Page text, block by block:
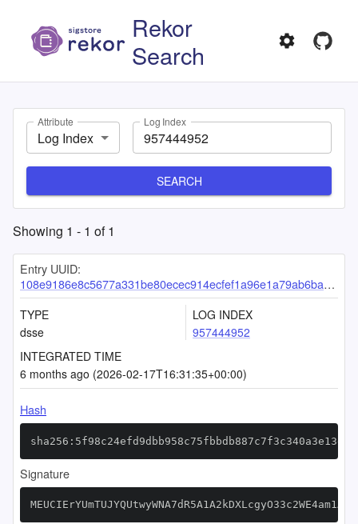
Rekor
Search
Attribute
Log Index
Log Index
SEARCH
Showing 1 - 1 of1
Entry UUID:
108e9186e8c5677a331be80ecec914ecfef1a96e1a79ab6ba21906029a9b777b9bed3df156cb9d62
TYPE
dsse
LOG INDEX
957444952
INTEGRATED TIME
6 months ago (2026-02-17T16:31:35+00:00)
Hash
Signature